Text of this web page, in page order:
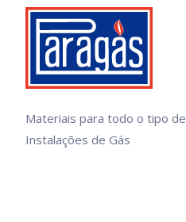
Materiais para todo o tipo de
Instalações de Gás